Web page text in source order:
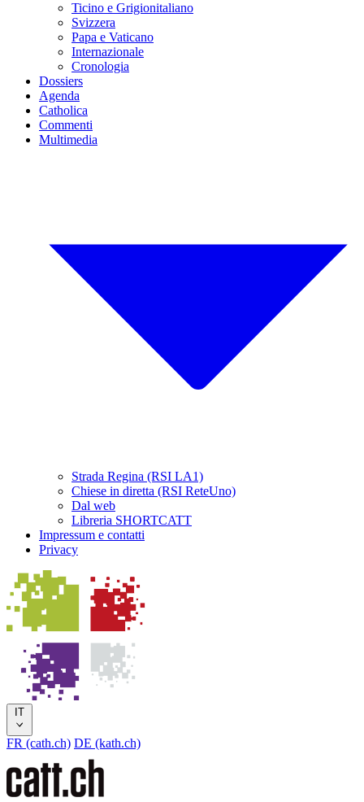
Ticino e Grigionitaliano
Svizzera
Papa e Vaticano
Internazionale
Cronologia
Dossiers
Agenda
Catholica
Commenti
Multimedia
Strada Regina (RSI LA1)
Chiese in diretta (RSI ReteUno)
Dal web
Libreria SHORTCATT
Impressum e contatti
Privacy
IT
FR (cath.ch) DE (kath.ch)